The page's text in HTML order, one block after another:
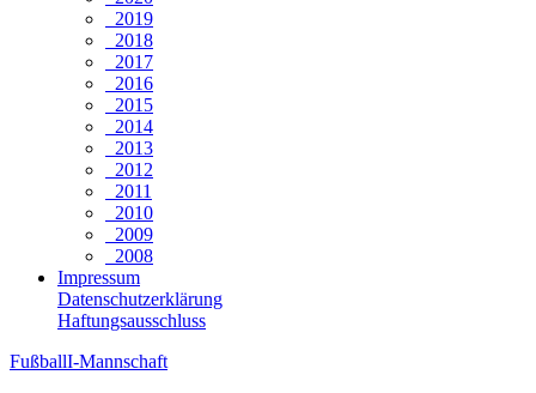
2019
2018
2017
2016
2015
2014
2013
2012
2011
2010
2009
2008
Impressum
Datenschutzerklärung
Haftungsausschluss
FußballI-Mannschaft